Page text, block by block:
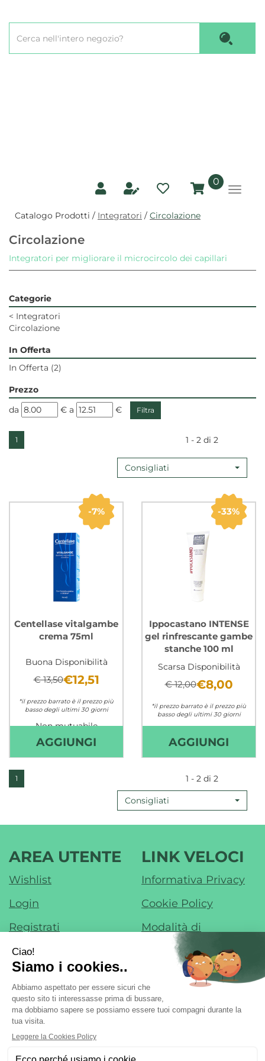
principale
Prodotto
0prodotti
inseriti
Catalogo Prodotti / Integratori / Circolazione
Circolazione
Integratori per migliorare il microcircolo dei capillari
Categorie
< Integratori
Circolazione
In Offerta
In Offerta (2)
Prezzo
filtra
da € filtra
a €
1 1 - 2 di 2
Consigliati
Centellase vitalgambe
crema 75ml
Buona Disponibilità
7%
€ 13,50€12,51
*il prezzo barrato è il prezzo più
basso degli ultimi 30 giorni
Non mutuabile
AGGIUNGI AGGIUNGI CENTELLASE
VITALGAMBE
75ML AL
CARRELLO
Ippocastano INTENSE
gel rinfrescante gambe
stanche 100 ml
Scarsa Disponibilità
33%
€ 12,00€8,00
*il prezzo barrato è il prezzo più
basso degli ultimi 30 giorni
AGGIUNGI
ML AL
1 1 - 2 di 2
Consigliati
AREA UTENTE
Wishlist
Login
Registrati
Contatti
Iscrizione alla
Newsletter
LINK VELOCI
Informativa Privacy
Cookie Policy
Modalità di
Pagamento
Modalità di
Spedizione e Ritiro
Condizioni di Vendita
Farmacia di Liscate sas - Dr. F. Nobile &